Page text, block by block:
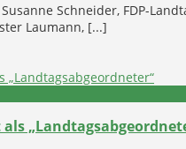
Schneider, FDP-
Laumann, [...]